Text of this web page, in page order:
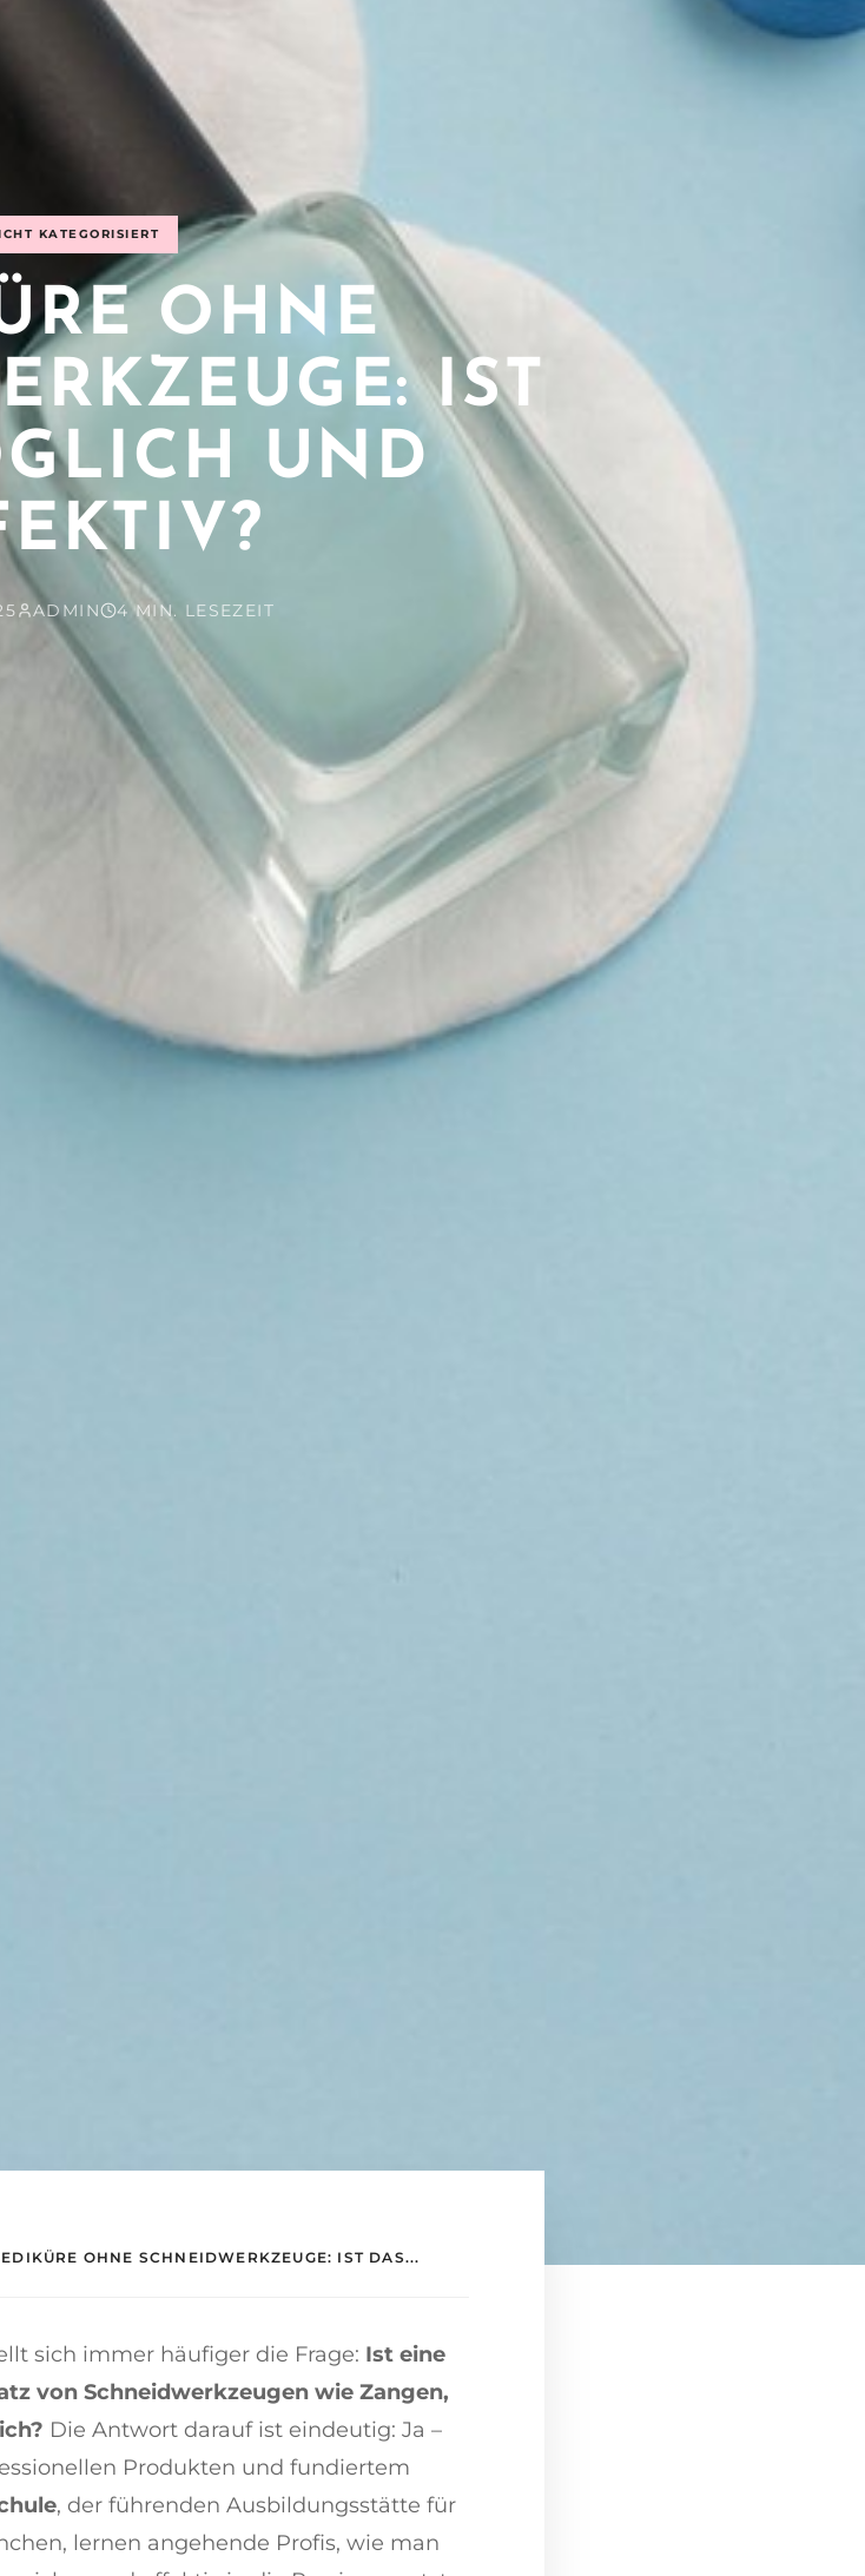
KATEGORISIERT
OHNE
IST
UND
ADMIN 4 MIN. LESEZEIT
OHNE SCHNEIDWERKZEUGE: IST DAS...
sich immer häufiger die Frage: Ist eine
von Schneidwerkzeugen wie Zangen,
Die Antwort darauf ist eindeutig: Ja –
Produkten und fundiertem
, der führenden Ausbildungsstätte für
lernen angehende Profis, wie man